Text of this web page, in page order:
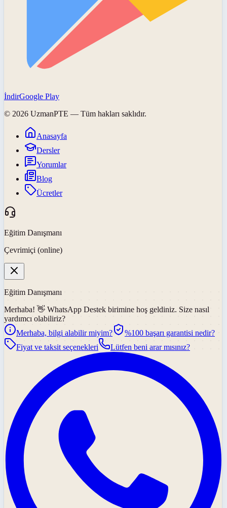
İndirGoogle Play
© 2026 UzmanPTE — Tüm hakları saklıdır.
Anasayfa
Dersler
Yorumlar
Blog
Ücretler
Eğitim Danışmanı
Çevrimiçi (online)
Eğitim Danışmanı
Merhaba! 👋 WhatsApp Destek birimine hoş geldiniz. Size nasıl
yardımcı olabiliriz?
Merhaba, bilgi alabilir miyim?
%100 başarı garantisi nedir?
Fiyat ve taksit seçenekleri
Lütfen beni arar mısınız?